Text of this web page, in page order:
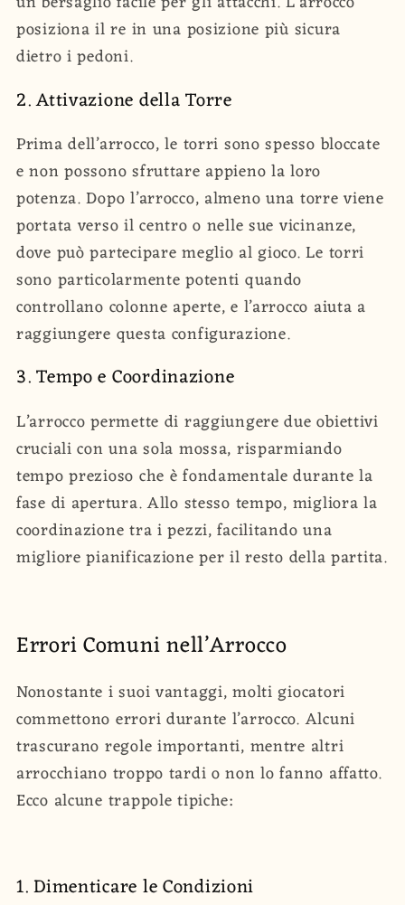
posiziona il re in una posizione più sicura
dietro i pedoni.
2. Attivazione della Torre
Prima dell’arrocco, le torri sono spesso bloccate
e non possono sfruttare appieno la loro
potenza. Dopo l’arrocco, almeno una torre viene
portata verso il centro o nelle sue vicinanze,
dove può partecipare meglio al gioco. Le torri
sono particolarmente potenti quando
controllano colonne aperte, e l’arrocco aiuta a
raggiungere questa configurazione.
3. Tempo e Coordinazione
L’arrocco permette di raggiungere due obiettivi
cruciali con una sola mossa, risparmiando
tempo prezioso che è fondamentale durante la
fase di apertura. Allo stesso tempo, migliora la
coordinazione tra i pezzi, facilitando una
migliore pianificazione per il resto della partita.
Errori Comuni nell’Arrocco
Nonostante i suoi vantaggi, molti giocatori
commettono errori durante l’arrocco. Alcuni
trascurano regole importanti, mentre altri
arrocchiano troppo tardi o non lo fanno affatto.
Ecco alcune trappole tipiche:
1. Dimenticare le Condizioni